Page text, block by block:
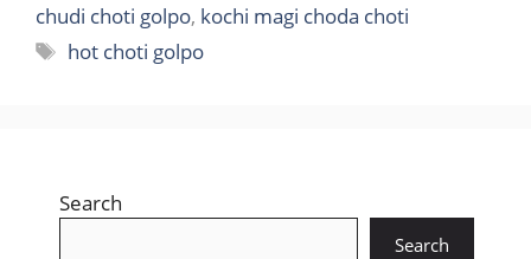
chudi choti golpo, kochi magi choda choti
Tags
hot choti golpo
Search
Search